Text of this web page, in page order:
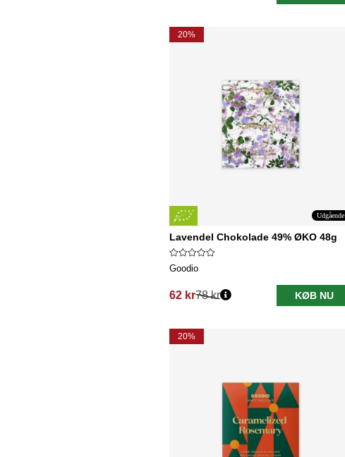
20%
Udgående
Lavendel Chokolade 49% ØKO 48g
Goodio
62 kr
Normalpris:
78 kr KØB NU
20%